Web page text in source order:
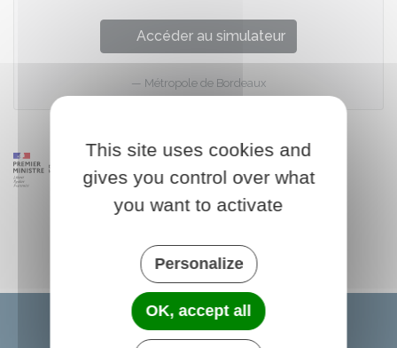
Accéder au simulateur
Métropole de Bordeaux
This site uses cookies and
gives you control over what
you want to activate
Personalize
OK, accept all